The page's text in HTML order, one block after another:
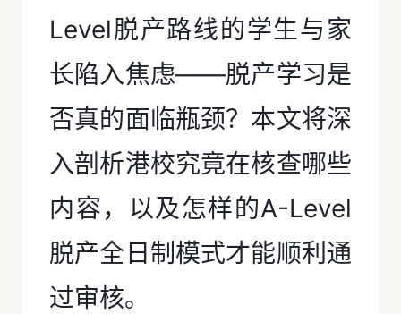
Level脱产路线的学生与家
长陷入焦虑——脱产学习是
否真的面临瓶颈？本文将深
入剖析港校究竟在核查哪些
内容，以及怎样的A-Level
脱产全日制模式才能顺利通
过审核。